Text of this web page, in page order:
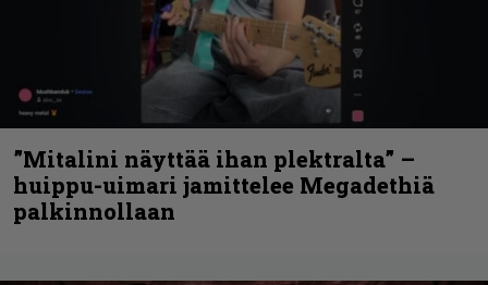
”Mitalini näyttää ihan plektralta” –
huippu-uimari jamittelee Megadethiä
palkinnollaan